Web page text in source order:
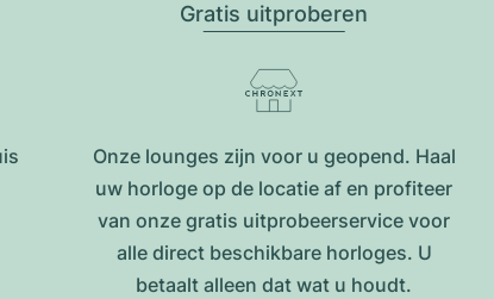
Gratis uitproberen
Onze lounges zijn voor u geopend. Haal
uw horloge op de locatie af en profiteer
van onze gratis uitprobeerservice voor
alle direct beschikbare horloges. U
betaalt alleen dat wat u houdt.